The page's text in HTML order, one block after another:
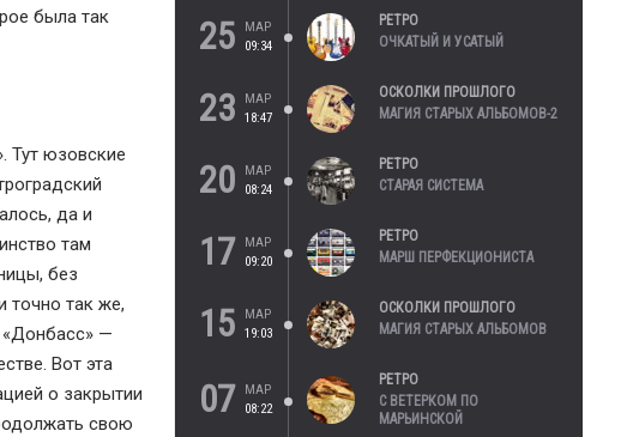
была так
Тут юзовские
да и
там
без
точно так же,
«Донбасс» —
Вот эта
о закрытии
свою
25
МАР
09:34
РЕТРО
ОЧКАТЫЙ И УСАТЫЙ
23
МАР
18:47
ОСКОЛКИ ПРОШЛОГО
МАГИЯ СТАРЫХ АЛЬБОМОВ-2
20
МАР
08:24
РЕТРО
СТАРАЯ СИСТЕМА
17
МАР
09:20
РЕТРО
МАРШ ПЕРФЕКЦИОНИСТА
15
МАР
19:03
ОСКОЛКИ ПРОШЛОГО
МАГИЯ СТАРЫХ АЛЬБОМОВ
07
МАР
08:22
РЕТРО
С ВЕТЕРКОМ ПО
МАРЬИНСКОЙ